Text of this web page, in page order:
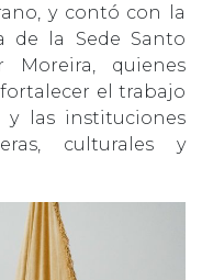
y contó con la
de la Sede Santo
Moreira, quienes
el trabajo
las instituciones
culturales y